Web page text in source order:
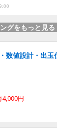
グをもっと見る
数値設計・出
4,000円